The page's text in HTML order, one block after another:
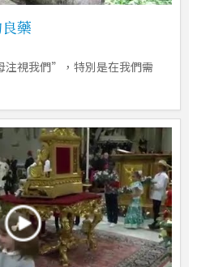
藥
視我們”，特別是在我們需